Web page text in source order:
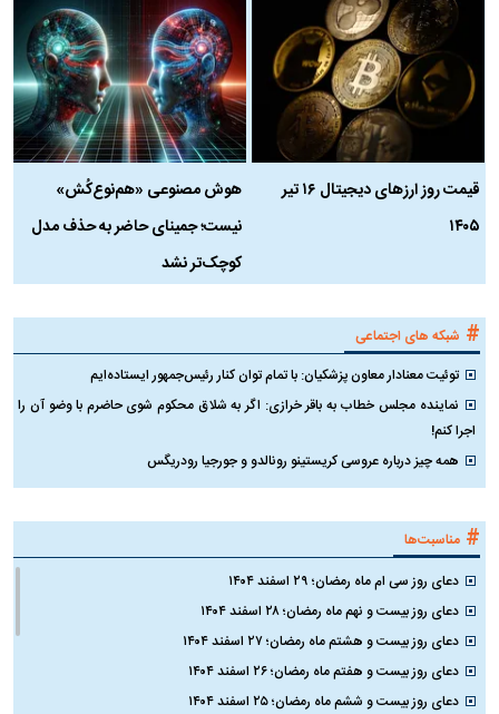
قیمت روز ارز‌های دیجیتال ۱۶ تیر
۱۴۰۵
هوش مصنوعی «هم‌نوع‌کُش»
نیست؛ جمینای حاضر به حذف مدل
کوچک‌تر نشد
# شبکه های اجتماعی
توئیت معنادار معاون پزشکیان: با تمام توان کنار رئیس‌جمهور ایستاده‌ایم
نماینده مجلس خطاب به باقر خرازی: اگر به شلاق محکوم شوی حاضرم با وضو آن را
اجرا کنم!
همه چیز درباره عروسی کریستینو رونالدو و جورجیا رودریگس
# مناسبت‌ها
دعای روز سی ام ماه رمضان؛ ۲۹ اسفند ۱۴۰۴
دعای روز بیست و نهم ماه رمضان؛ ۲۸ اسفند ۱۴۰۴
دعای روز بیست و هشتم ماه رمضان؛ ۲۷ اسفند ۱۴۰۴
دعای روز بیست و هفتم ماه رمضان؛ ۲۶ اسفند ۱۴۰۴
دعای روز بیست و ششم ماه رمضان؛ ۲۵ اسفند ۱۴۰۴